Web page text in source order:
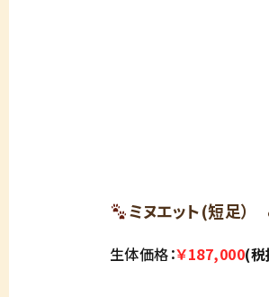
ミヌエット(短足
生体価格：￥187,000(税